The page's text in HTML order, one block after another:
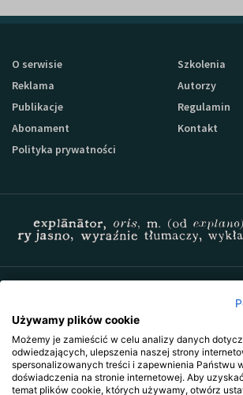
O serwisie
Szkolenia
Reklama
Autorzy
Publikacje
Regulamin
Abonament
Kontakt
Polityka prywatności
Używamy plików cookie
Możemy je zamieścić w celu analizy danych
odwiedzających, ulepszenia naszej strony
spersonalizowanych treści i zapewnienia Państwu
doświadczenia na stronie internetowej. Aby
temat plików cookie, których używamy, otwórz